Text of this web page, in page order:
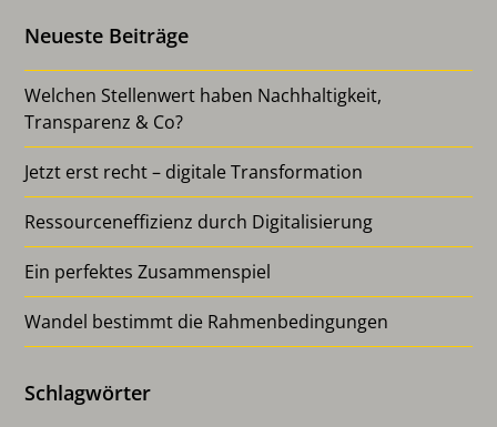
Neueste Beiträge
Welchen Stellenwert haben Nachhaltigkeit,
Transparenz & Co?
Jetzt erst recht – digitale Transformation
Ressourceneffizienz durch Digitalisierung
Ein perfektes Zusammenspiel
Wandel bestimmt die Rahmenbedingungen
Schlagwörter